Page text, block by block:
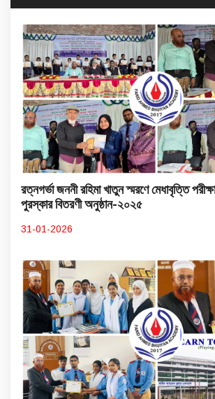
রত্নগর্ভা জননী রহিমা খাতুন স্মরণে মেধাবৃত্তি
পুরস্কার বিতরণী অনুষ্ঠান-২০২৫
31-01-2026